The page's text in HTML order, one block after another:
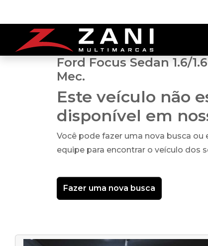
Ford Focus Sedan 1.6/
Mec.
Este veículo não
disponível em
Você pode fazer uma nova busca
equipe para encontrar o veículo dos
Fazer uma nova busca